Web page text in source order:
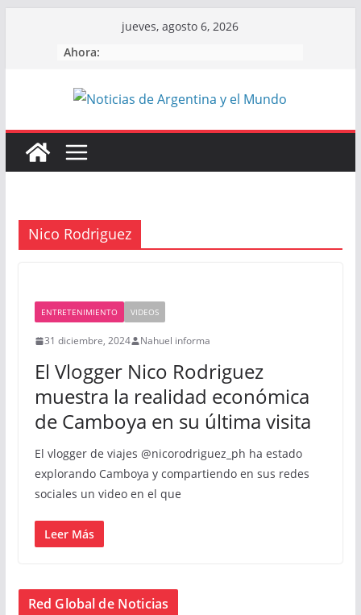
jueves, agosto 6, 2026
Ahora:
Nico Rodriguez
ENTRETENIMIENTO VIDEOS
31 diciembre, 2024 Nahuel informa
El Vlogger Nico Rodriguez
muestra la realidad económica
de Camboya en su última visita
El vlogger de viajes @nicorodriguez_ph ha estado
explorando Camboya y compartiendo en sus redes
sociales un video en el que
Leer Más
Red Global de Noticias